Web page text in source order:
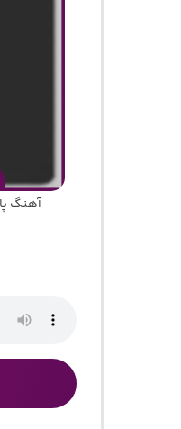
آهنگ پارانویا 8 “ریمیکس عاشقانه